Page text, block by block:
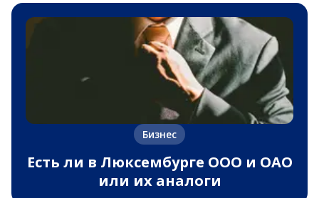
Бизнес
Есть ли в Люксембурге ООО и ОАО
или их аналоги